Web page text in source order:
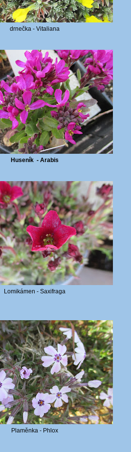
drnečka - Vitaliana
Huseník - Arabis
Lomikámen - Saxifraga
Plaměnka - Phlox